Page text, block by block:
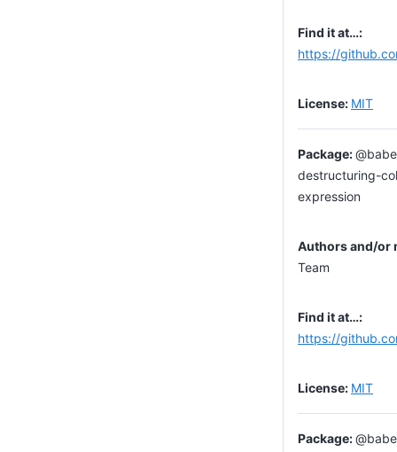
https://
MIT
destructuring-
expression
Team
https://
MIT